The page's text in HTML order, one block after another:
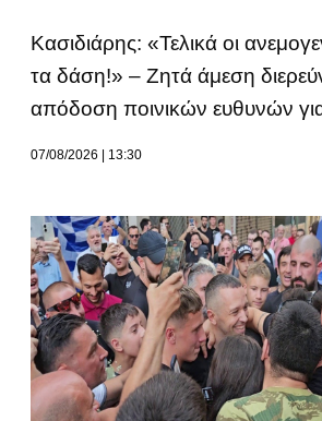
Κασιδιάρης: «Τελικά οι
τα δάση!» – Ζητά άμεση
απόδοση ποινικών ευθυνών για
07/08/2026 13:30